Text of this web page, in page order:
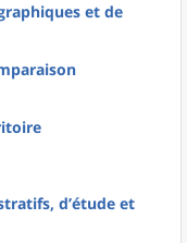
et de
d’étude et